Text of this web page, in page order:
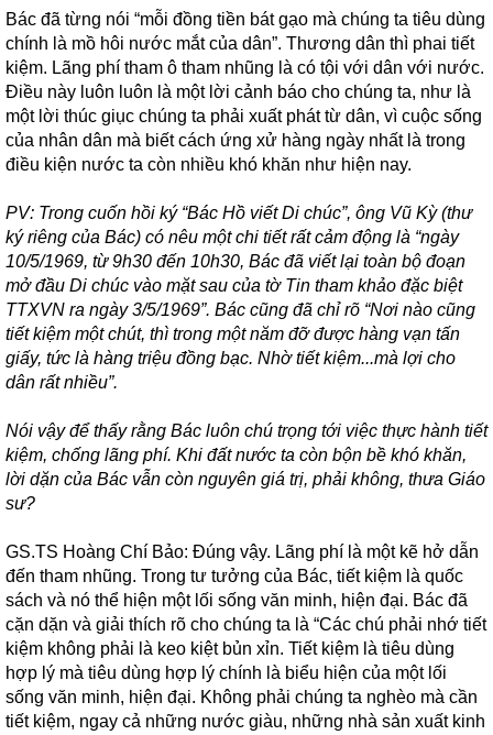
Bác đã từng nói “mỗi đồng tiền bát gạo mà chúng ta tiêu dùng
chính là mồ hôi nước mắt của dân”. Thương dân thì phai tiết
kiệm. Lãng phí tham ô tham nhũng là có tội với dân với nước.
Điều này luôn luôn là một lời cảnh báo cho chúng ta, như là
một lời thúc giục chúng ta phải xuất phát từ dân, vì cuộc sống
của nhân dân mà biết cách ứng xử hàng ngày nhất là trong
điều kiện nước ta còn nhiều khó khăn như hiện nay.
PV: Trong cuốn hồi ký “Bác Hồ viết Di chúc”, ông Vũ Kỳ (thư
ký riêng của Bác) có nêu một chi tiết rất cảm động là “ngày
10/5/1969, từ 9h30 đến 10h30, Bác đã viết lại toàn bộ đoạn
mở đầu Di chúc vào mặt sau của tờ Tin tham khảo đặc biệt
TTXVN ra ngày 3/5/1969”. Bác cũng đã chỉ rõ “Nơi nào cũng
tiết kiệm một chút, thì trong một năm đỡ được hàng vạn tấn
giấy, tức là hàng triệu đồng bạc. Nhờ tiết kiệm...mà lợi cho
dân rất nhiều”.
Nói vậy để thấy rằng Bác luôn chú trọng tới việc thực hành tiết
kiệm, chống lãng phí. Khi đất nước ta còn bộn bề khó khăn,
lời dặn của Bác vẫn còn nguyên giá trị, phải không, thưa Giáo
sư?
GS.TS Hoàng Chí Bảo: Đúng vậy. Lãng phí là một kẽ hở dẫn
đến tham nhũng. Trong tư tưởng của Bác, tiết kiệm là quốc
sách và nó thể hiện một lối sống văn minh, hiện đại. Bác đã
cặn dặn và giải thích rõ cho chúng ta là “Các chú phải nhớ tiết
kiệm không phải là keo kiệt bủn xỉn. Tiết kiệm là tiêu dùng
hợp lý mà tiêu dùng hợp lý chính là biểu hiện của một lối
sống văn minh, hiện đại. Không phải chúng ta nghèo mà cần
tiết kiệm, ngay cả những nước giàu, những nhà sản xuất kinh